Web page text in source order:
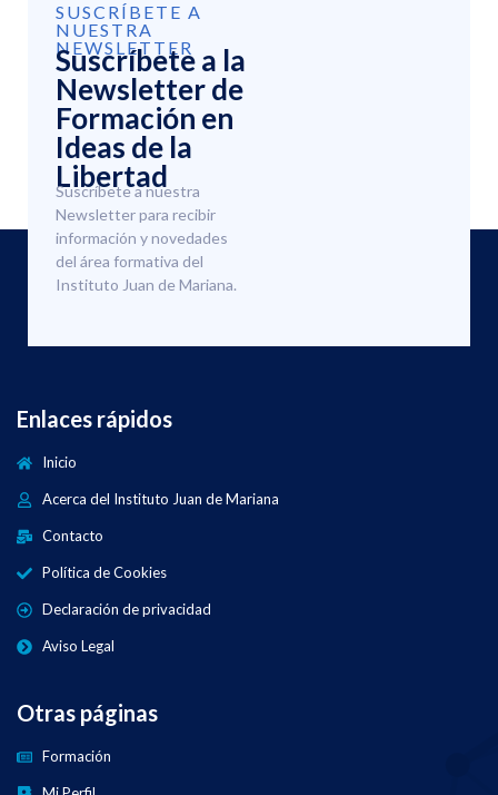
SUSCRÍBETE A
NUESTRA
NEWSLETTER
Suscríbete a la
Newsletter de
Formación en
Ideas de la
Libertad
Suscríbete a nuestra
Newsletter para recibir
información y novedades
del área formativa del
Instituto Juan de Mariana.
Enlaces rápidos
Inicio
Acerca del Instituto Juan de Mariana
Contacto
Política de Cookies
Declaración de privacidad
Aviso Legal
Otras páginas
Formación